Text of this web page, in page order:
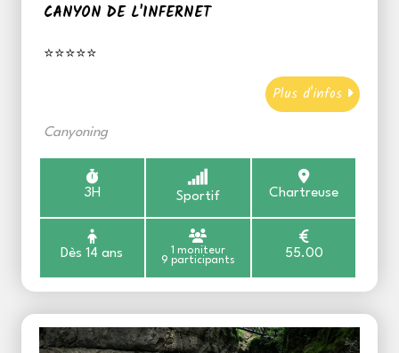
CANYON DE L'INFERNET
⭐⭐⭐⭐⭐
Plus d'infos
Canyoning
3H Sportif Chartreuse
Dès 14 ans
1 moniteur
9 participants
55.00